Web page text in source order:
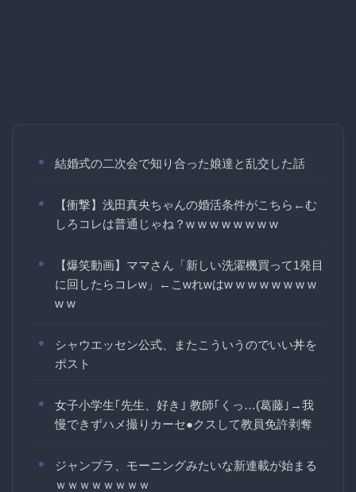
結婚式の二次会で知り合った娘達と乱交した話
【衝撃】浅田真央ちゃんの婚活条件がこちら←む
しろコレは普通じゃね？w w w w w w w w
【爆笑動画】ママさん「新しい洗濯機買って1発目
に回したらコレw」←こwれwはw w w w w w w w
w w
シャウエッセン公式、またこういうのでいい丼を
ポスト
女子小学生｢先生、好き｣ 教師｢くっ…(葛藤｣→我
慢できずハメ撮りカーセ●クスして教員免許剥奪
ジャンプラ、モーニングみたいな新連載が始まる
ｗｗｗｗｗｗｗｗ